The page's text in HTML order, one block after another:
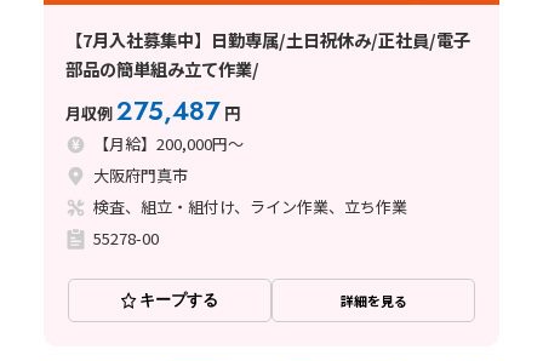
【7月入社募集中】日勤専属/土日祝休み/正社員/電子
部品の簡単組み立て作業/
月収例275,487 円
【月給】200,000円～
大阪府門真市
検査、組立・組付け、ライン作業、立ち作業
55278-00
キープする 詳細を見る